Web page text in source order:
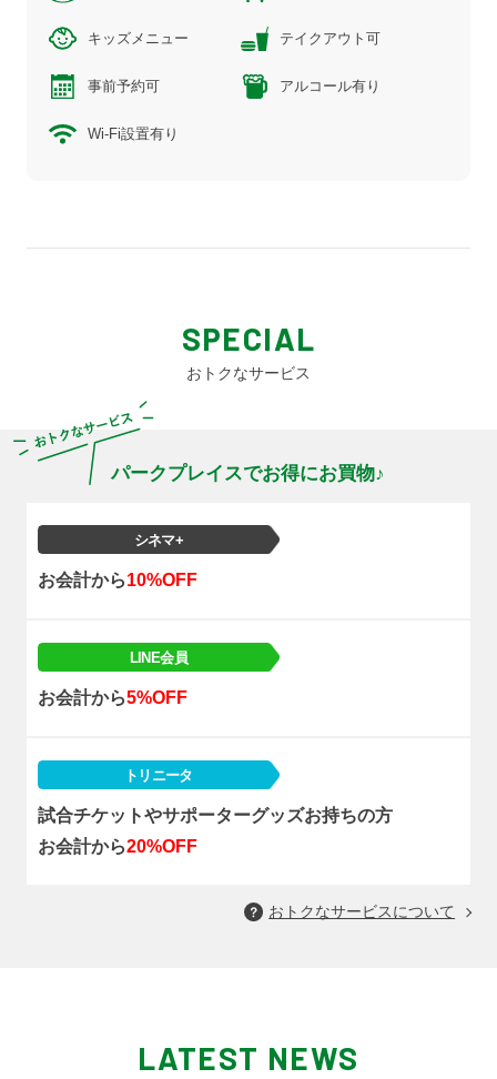
キッズメニュー テイクアウト可
事前予約可 アルコール有り
Wi-Fi設置有り
SPECIAL
おトクなサービス
パークプレイスでお得にお買物♪
シネマ+
お会計から10%OFF
LINE会員
お会計から5%OFF
トリニータ
試合チケットやサポーターグッズお持ちの方
お会計から20%OFF
おトクなサービスについて
LATEST NEWS